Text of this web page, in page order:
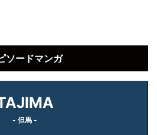
ソードマンガ
- 但馬 -